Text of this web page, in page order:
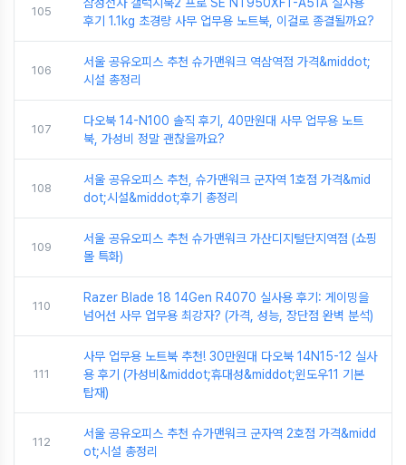
105
후기 1.1kg 초경량 사무 업무용 노트북, 이걸로 종결될까요?
106
서울 공유오피스 추천 슈가맨워크 역삼역점 가격&middot;
시설 총정리
107
다오북 14-N100 솔직 후기, 40만원대 사무 업무용 노트
북, 가성비 정말 괜찮을까요?
108
서울 공유오피스 추천, 슈가맨워크 군자역 1호점 가격&mid
dot;시설&middot;후기 총정리
109
서울 공유오피스 추천 슈가맨워크 가산디지털단지역점 (쇼핑
몰 특화)
110
Razer Blade 18 14Gen R4070 실사용 후기: 게이밍을
넘어선 사무 업무용 최강자? (가격, 성능, 장단점 완벽 분석)
111
사무 업무용 노트북 추천! 30만원대 다오북 14N15-12 실사
용 후기 (가성비&middot;휴대성&middot;윈도우11 기본
탑재)
112
서울 공유오피스 추천 슈가맨워크 군자역 2호점 가격&midd
ot;시설 총정리